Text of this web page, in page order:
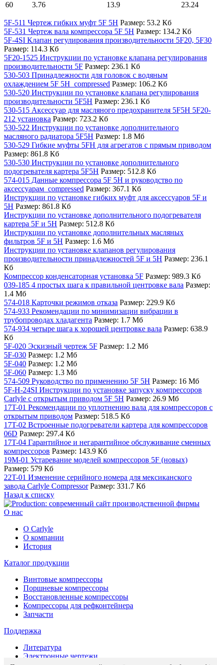
60 3.76 13.9 23.24
5F-511 Чертеж гибких муфт 5F 5H Размер: 53.2 Кб
5F-531 Чертеж вала компрессора 5F 5H Размер: 134.2 Кб
5F-4SI Клапан регулирования производительности 5F20, 5F30
Размер: 114.3 Кб
5F20-1525 Инструкции по установке клапана регулирования
производительности 5F Размер: 236.1 Кб
530-503 Принадлежности для головок с водяным
охлаждением 5F 5H_compressed Размер: 106.2 Кб
530-520 Инструкции по установке клапана регулирования
производительности 5F5H Размер: 236.1 Кб
530-515 Аксессуар для масляного предохранителя 5F5H 5F20-
212 установка Размер: 723.2 Кб
530-522 Инструкции по установке дополнительного
масляного радиатора 5F5H Размер: 1.8 Мб
530-529 Гибкие муфты 5FH для агрегатов с прямым приводом
Размер: 861.8 Кб
530-530 Инструкции по установке дополнительного
подогревателя картера 5F5H Размер: 512.8 Кб
574-015 Данные компрессора 5F 5H и руководство по
аксессуарам_compressed Размер: 367.1 Кб
Инструкции по установке гибких муфт для аксессуаров 5F и
5H Размер: 861.8 Кб
Инструкции по установке дополнительного подогревателя
картера 5F и 5H Размер: 512.8 Кб
Инструкции по установке дополнительных масляных
фильтров 5F и 5H Размер: 1.6 Мб
Инструкции по установке клапанов регулирования
производительности принадлежностей 5F и 5H Размер: 236.1
Кб
Компрессор конденсаторная установка 5F Размер: 989.3 Кб
039-185 4 простых шага к правильной центровке вала Размер:
1.4 Мб
574-018 Карточки режимов отказа Размер: 229.9 Кб
574-933 Рекомендации по минимизации вибрации в
трубопроводах хладагента Размер: 1.7 Мб
574-934 четыре шага к хорошей центровке вала Размер: 638.9
Кб
5F-020 Эскизный чертеж 5F Размер: 1.2 Мб
5F-030 Размер: 1.2 Мб
5F-040 Размер: 1.2 Мб
5F-060 Размер: 1.3 Мб
574-509 Руководство по применению 5F 5H Размер: 16 Мб
5F-H-24SI Инструкции по установке запуску компрессоров
Carlyle с открытым приводом 5F 5H Размер: 26.9 Мб
17T-01 Рекомендации по уплотнению вала для компрессоров с
открытым приводом Размер: 518.5 Кб
17T-02 Встроенные подогреватели картера для компрессоров
06D Размер: 297.4 Кб
17T-04 Гарантийное и негарантийное обслуживание сменных
компрессоров Размер: 143.9 Кб
19M-01 Устаревание моделей компрессоров 5F (новых)
Размер: 579 Кб
22T-01 Изменение серийного номера для мексиканского
завода Carlyle Compressor Размер: 331.7 Кб
Назад к списку
О нас
О Carlyle
О компании
История
Каталог продукции
Винтовые компрессоры
Поршневые компрессоры
Восстановленные компрессоры
Компрессоры для рефконтейнера
Запчасти
Поддержка
Литература
Электронные чертежи